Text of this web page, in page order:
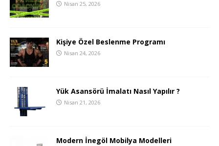
Nisan 25, 2026
Kişiye Özel Beslenme Programı
Nisan 24, 2026
Yük Asansörü İmalatı Nasıl Yapılır ?
Nisan 21, 2026
Modern İnegöl Mobilya Modelleri